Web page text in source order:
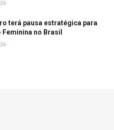
terá pausa estratégica para
no Brasil